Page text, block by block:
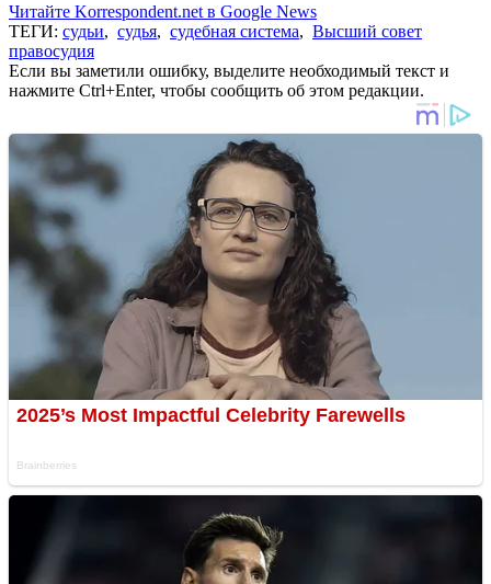
Читайте Korrespondent.net в Google News
ТЕГИ: судьи, судья, судебная система, Высший совет
правосудия
Если вы заметили ошибку, выделите необходимый текст и
нажмите Ctrl+Enter, чтобы сообщить об этом редакции.